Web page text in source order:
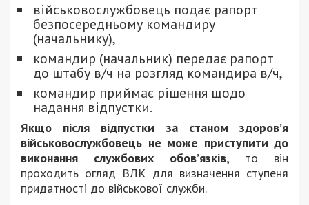
військовослужбовець подає рапорт
безпосередньому командиру
(начальнику),
командир (начальник) передає рапорт
до штабу в/ч на розгляд командира в/ч,
командир приймає рішення щодо
надання відпустки.
Якщо після відпустки за станом здоров’я
військовослужбовець не може приступити до
виконання службових обов’язків, то він
проходить огляд ВЛК для визначення ступеня
придатності до військової служби.